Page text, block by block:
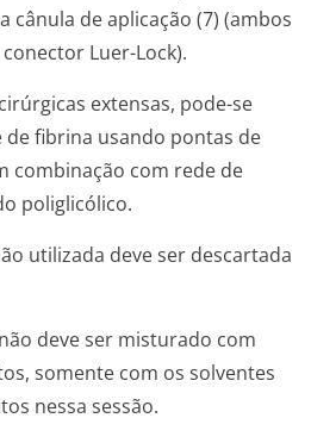
cânula de aplicação (7) (ambos
Luer-Lock).
extensas, pode-se
de fibrina usando pontas de
combinação com rede de
poliglicólico.
utilizada deve ser descartada
deve ser misturado com
somente com os solventes
nessa sessão.